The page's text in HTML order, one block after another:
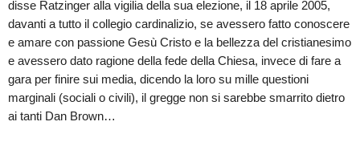
disse Ratzinger alla vigilia della sua elezione, il 18 aprile 2005,
davanti a tutto il collegio cardinalizio, se avessero fatto conoscere
e amare con passione Gesù Cristo e la bellezza del cristianesimo
e avessero dato ragione della fede della Chiesa, invece di fare a
gara per finire sui media, dicendo la loro su mille questioni
marginali (sociali o civili), il gregge non si sarebbe smarrito dietro
ai tanti Dan Brown…